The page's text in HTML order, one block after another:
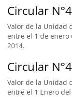
Circular
Valor de la Unidad
entre el 1 de enero
2014.
Circular
Valor de la Unidad
entre el 1 Enero